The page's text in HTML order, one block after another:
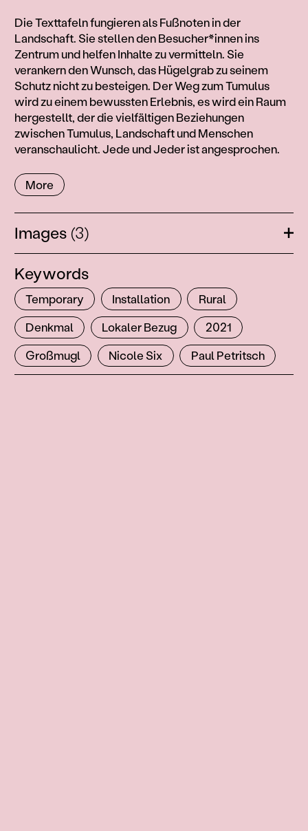
Die Texttafeln fungieren als Fußnoten in der
Landschaft. Sie stellen den Besucher*innen ins
Zentrum und helfen Inhalte zu vermitteln. Sie
verankern den Wunsch, das Hügelgrab zu seinem
Schutz nicht zu besteigen. Der Weg zum Tumulus
wird zu einem bewussten Erlebnis, es wird ein Raum
hergestellt, der die vielfältigen Beziehungen
zwischen Tumulus, Landschaft und Menschen
veranschaulicht. Jede und Jeder ist angesprochen.
More
Images (3)
Keywords
Temporary Installation
Rural
Denkmal
Lokaler Bezug
2021
Großmugl
Nicole Six Paul Petritsch